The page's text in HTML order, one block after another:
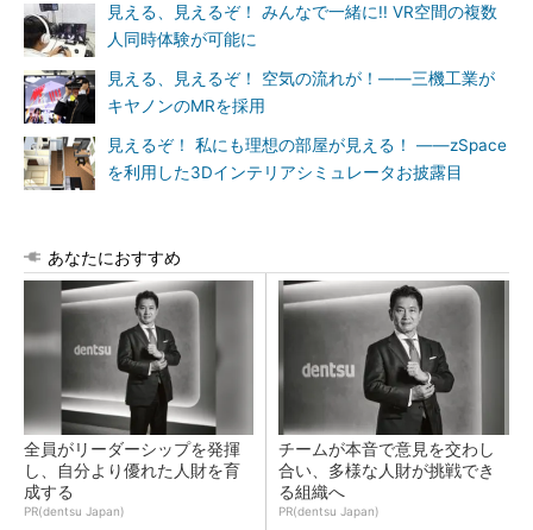
見える、見えるぞ！ みんなで一緒に!! VR空間の複数
人同時体験が可能に
見える、見えるぞ！ 空気の流れが！――三機工業が
キヤノンのMRを採用
見えるぞ！ 私にも理想の部屋が見える！ ――zSpace
を利用した3Dインテリアシミュレータお披露目
あなたにおすすめ
全員がリーダーシップを発揮
し、自分より優れた人財を育
成する
PR(dentsu Japan)
チームが本音で意見を交わし
合い、多様な人財が挑戦でき
る組織へ
PR(dentsu Japan)